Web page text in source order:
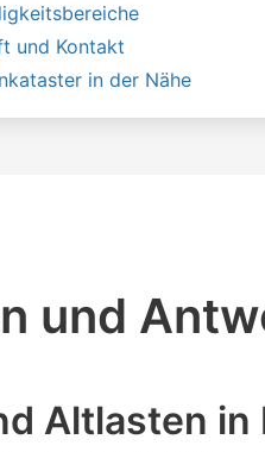
und Kontakt
in der Nähe
und
Altlasten in